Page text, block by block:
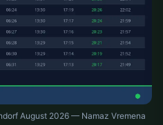
August 2026 — Namaz Vremena